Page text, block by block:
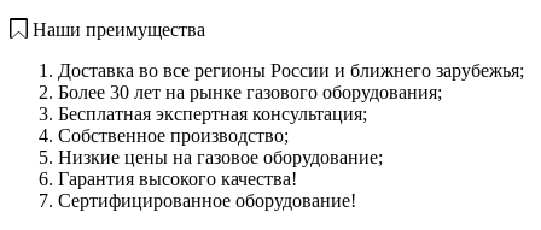
Наши преимущества
Доставка во все регионы России и ближнего зарубежья;
Более 30 лет на рынке газового оборудования;
Бесплатная экспертная консультация;
Собственное производство;
Низкие цены на газовое оборудование;
Гарантия высокого качества!
Сертифицированное оборудование!